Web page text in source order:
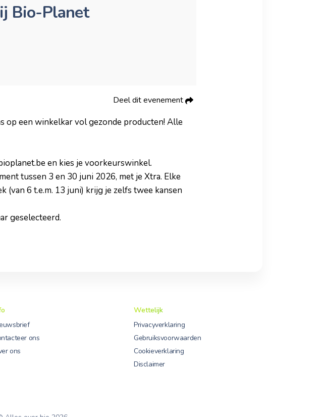
Bio-Planet
Deel dit evenement
op een winkelkar vol gezonde producten! Alle
en kies je voorkeurswinkel.
tussen 3 en 30 juni 2026, met je Xtra. Elke
(van 6 t.e.m. 13 juni) krijg je zelfs twee kansen
geselecteerd.
ons
ons
Wettelijk
Privacyverklaring
Gebruiksvoorwaarden
Cookieverklaring
Disclaimer